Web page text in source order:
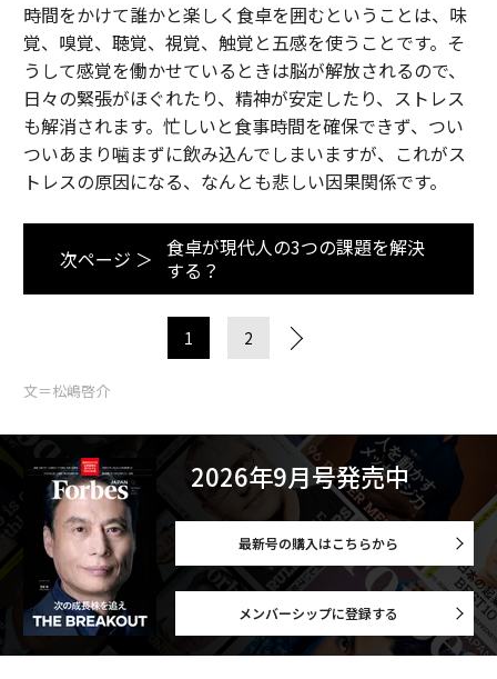
時間をかけて誰かと楽しく食卓を囲むということは、味
覚、嗅覚、聴覚、視覚、触覚と五感を使うことです。そ
うして感覚を働かせているときは脳が解放されるので、
日々の緊張がほぐれたり、精神が安定したり、ストレス
も解消されます。忙しいと食事時間を確保できず、つい
ついあまり噛まずに飲み込んでしまいますが、これがス
トレスの原因になる、なんとも悲しい因果関係です。
次ページ ＞ 食卓が現代人の3つの課題を解決
する？
1 2
文＝松嶋啓介
2026年9月号発売中
最新号の購入はこちらから
メンバーシップに登録する